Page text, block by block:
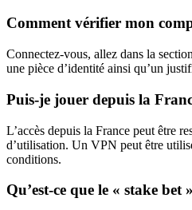
Comment vérifier mon
Connectez-vous, allez dans la
une pièce d’identité ainsi qu’un
Puis-je jouer depuis la
L’accès depuis la France peut être
d’utilisation. Un VPN peut être
conditions.
Qu’est-ce que le « stake bet